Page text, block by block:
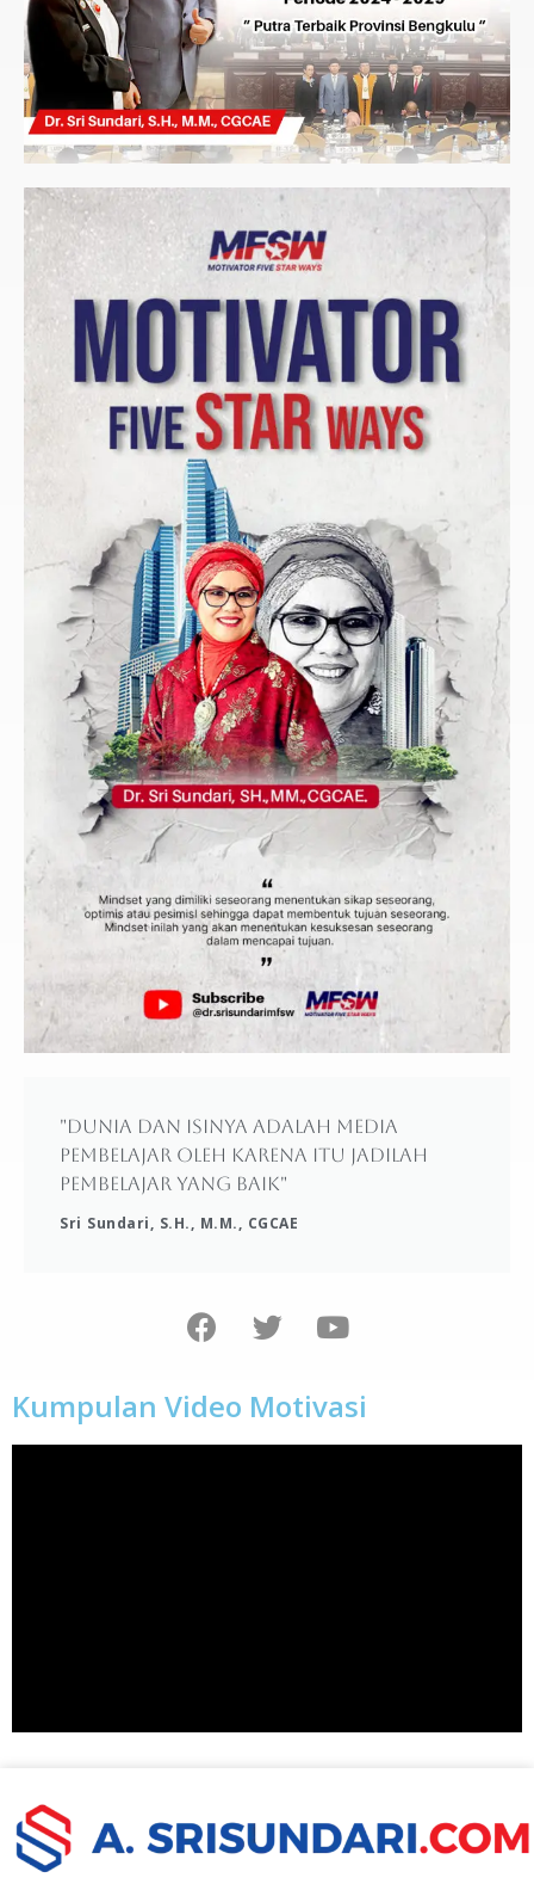
"Dunia dan isinya adalah media
pembelajar oleh karena itu jadilah
pembelajar yang baik"
Sri Sundari, S.H., M.M., CGCAE
Kumpulan Video Motivasi